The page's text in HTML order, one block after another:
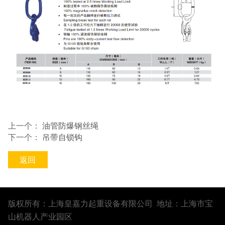
上一个： 油管防爆钢丝绳
下一个： 吊带自锁钩
返回
版权所有：上海皇嘉力起重设备有限公司 地址：上海市宝
山机器人产业园区